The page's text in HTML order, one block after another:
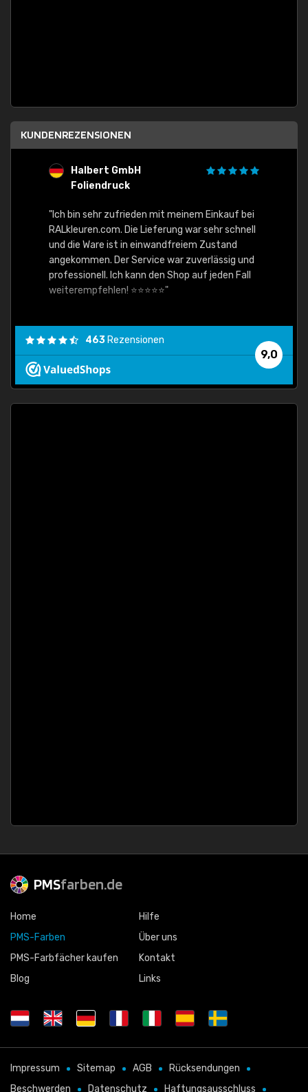
KUNDENREZENSIONEN
Halbert GmbH
Foliendruck
"Ich bin sehr zufrieden mit meinem Einkauf bei
RALkleuren.com. Die Lieferung war sehr schnell
und die Ware ist in einwandfreiem Zustand
angekommen. Der Service war zuverlässig und
professionell. Ich kann den Shop auf jeden Fall
weiterempfehlen! ⭐⭐⭐⭐⭐"
9,0
463 Rezensionen
PMSfarben.de
Home
PMS-Farben
PMS-Farbfächer kaufen
Blog
Hilfe
Über uns
Kontakt
Links
Impressum Sitemap AGB
Rücksendungen
Beschwerden
Datenschutz Haftungsausschluss